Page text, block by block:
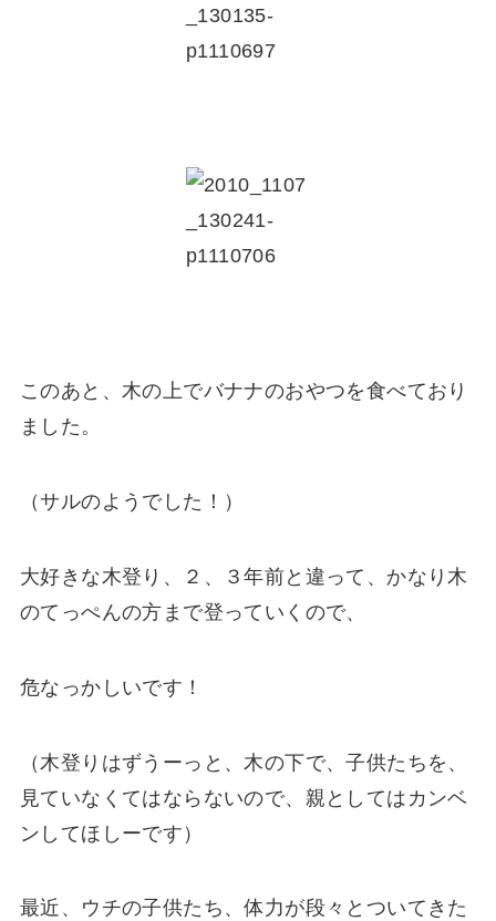
このあと、木の上でバナナのおやつを食べており
ました。
（サルのようでした！）
大好きな木登り、２、３年前と違って、かなり木
のてっぺんの方まで登っていくので、
危なっかしいです！
（木登りはずうーっと、木の下で、子供たちを、
見ていなくてはならないので、親としてはカンベ
ンしてほしーです）
最近、ウチの子供たち、体力が段々とついてきた